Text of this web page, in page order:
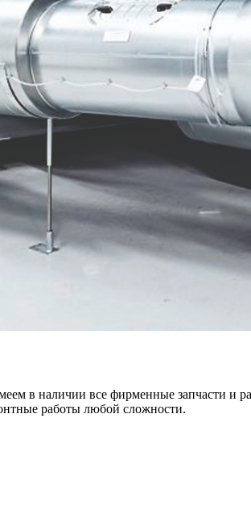
для телефона
в наличии все фирменные запчасти и
работы любой сложности.